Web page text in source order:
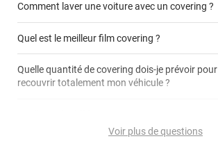
Comment laver une voiture avec un covering ?
Quel est le meilleur film covering ?
covering 2D
Quelle quantité de covering dois-je prévoir pour
recouvrir totalement mon véhicule ?
Voir plus de questions